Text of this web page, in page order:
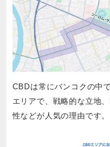
CBDは常にバンコクの中
エリアで、戦略的な立地
性などが人気の理由です。